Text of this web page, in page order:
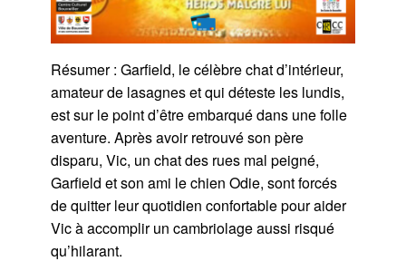
Résumer : Garfield, le célèbre chat d’intérieur,
amateur de lasagnes et qui déteste les lundis,
est sur le point d’être embarqué dans une folle
aventure. Après avoir retrouvé son père
disparu, Vic, un chat des rues mal peigné,
Garfield et son ami le chien Odie, sont forcés
de quitter leur quotidien confortable pour aider
Vic à accomplir un cambriolage aussi risqué
qu’hilarant.